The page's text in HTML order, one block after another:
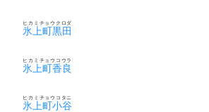
氷上町黒田
ヒカミチョウクロダ
氷上町香良
ヒカミチョウコウラ
氷上町小谷
ヒカミチョウコタニ